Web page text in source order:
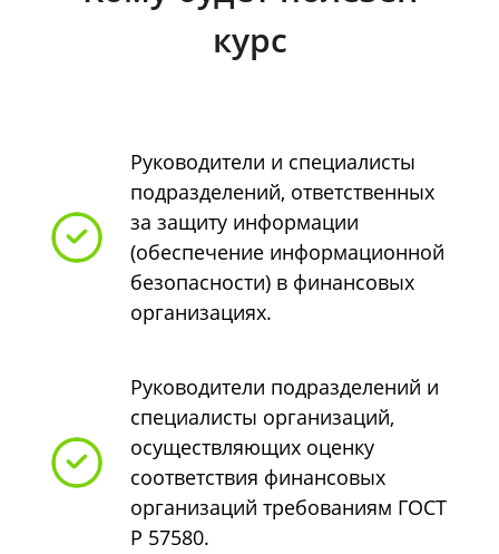
курс
Руководители и специалисты
подразделений, ответственных
за защиту информации
(обеспечение информационной
безопасности) в финансовых
организациях.
Руководители подразделений и
специалисты организаций,
осуществляющих оценку
соответствия финансовых
организаций требованиям ГОСТ
Р 57580.